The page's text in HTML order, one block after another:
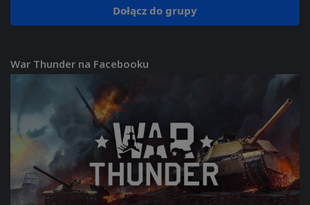
Dołącz do grupy
War Thunder na Facebooku